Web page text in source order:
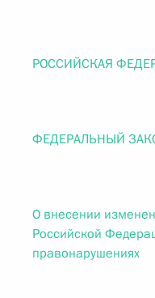
РОССИЙСКАЯ
ФЕДЕРАЛЬНЫЙ
О внесении
Российской
правонарушениях